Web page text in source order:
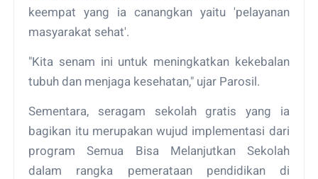
keempat yang ia canangkan yaitu 'pelayanan
masyarakat sehat'.
"Kita senam ini untuk meningkatkan kekebalan
tubuh dan menjaga kesehatan," ujar Parosil.
Sementara, seragam sekolah gratis yang ia
bagikan itu merupakan wujud implementasi dari
program Semua Bisa Melanjutkan Sekolah
dalam rangka pemerataan pendidikan di